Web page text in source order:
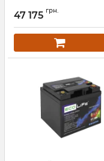
47 175 грн.